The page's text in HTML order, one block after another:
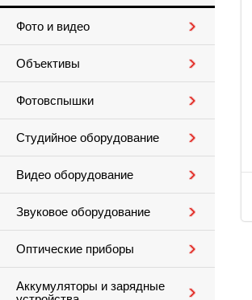
Фото и видео
Объективы
Фотовспышки
Студийное оборудование
Видео оборудование
Звуковое оборудование
Оптические приборы
Аккумуляторы и зарядные